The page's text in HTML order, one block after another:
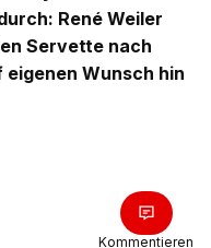
René Weiler
Servette nach
Wunsch hin
Kommentieren